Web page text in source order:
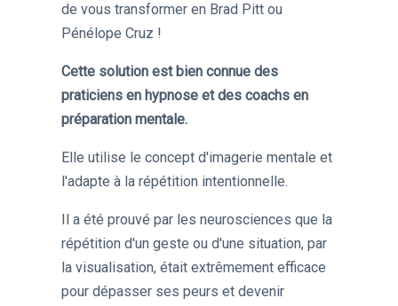
de vous transformer en Brad Pitt ou
Pénélope Cruz !
Cette solution est bien connue des
praticiens en hypnose et des coachs en
préparation mentale.
Elle utilise le concept d'imagerie mentale et
l'adapte à la répétition intentionnelle.
Il a été prouvé par les neurosciences que la
répétition d'un geste ou d'une situation, par
la visualisation, était extrêmement efficace
pour dépasser ses peurs et devenir